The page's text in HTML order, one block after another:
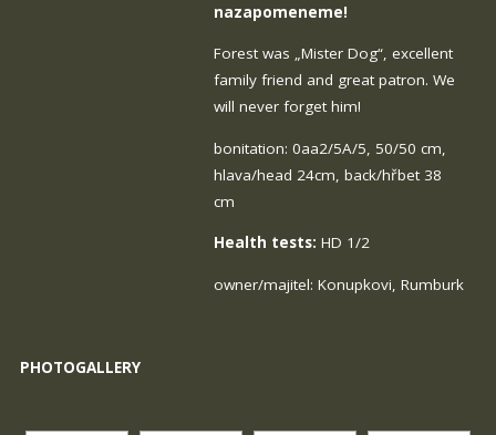
nazapomeneme!
Forest was „Mister Dog“, excellent
family friend and great patron. We
will never forget him!
bonitation: 0aa2/5A/5, 50/50 cm,
hlava/head 24cm, back/hřbet 38
cm
Health tests: HD 1/2
owner/majitel: Konupkovi, Rumburk
PHOTOGALLERY